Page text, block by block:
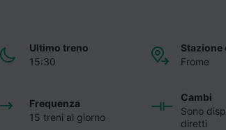
Ultimo treno
15:30
Stazione
Frome
Frequenza
15 treni al giorno
Cambi
Sono
diretti